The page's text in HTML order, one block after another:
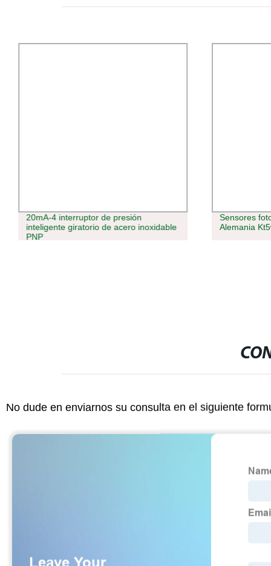
20mA-4 interruptor de presión
inteligente giratorio de acero inoxidable
PNP
Sensores
Alemania
No dude en enviarnos su consulta en el siguiente